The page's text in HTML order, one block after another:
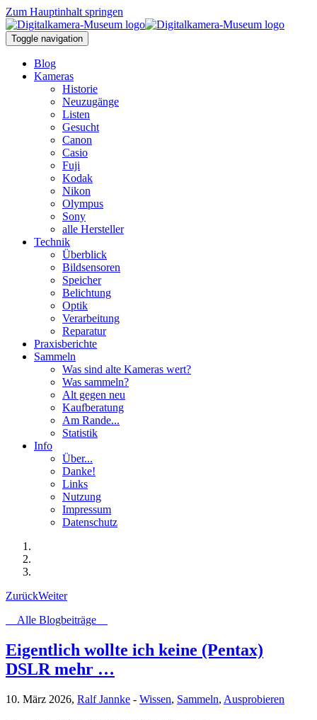
Zum Hauptinhalt springen
Toggle navigation
Blog
Kameras
Historie
Neuzugänge
Listen
Gesucht
Canon
Casio
Fuji
Kodak
Nikon
Olympus
Sony
alle Hersteller
Technik
Überblick
Bildsensoren
Speicher
Belichtung
Optik
Verarbeitung
Reparatur
Praxisberichte
Sammeln
Was sind alte Kameras wert?
Was sammeln?
Alt gegen neu
Kaufberatung
Am Rande...
Statistik
Info
Über...
Danke!
Links
Nutzung
Impressum
Datenschutz
ZurückWeiter
Alle Blogbeiträge
Eigentlich wollte ich keine (Pentax)
DSLR mehr …
10. März 2026, Ralf Jannke - Wissen, Sammeln, Ausprobieren